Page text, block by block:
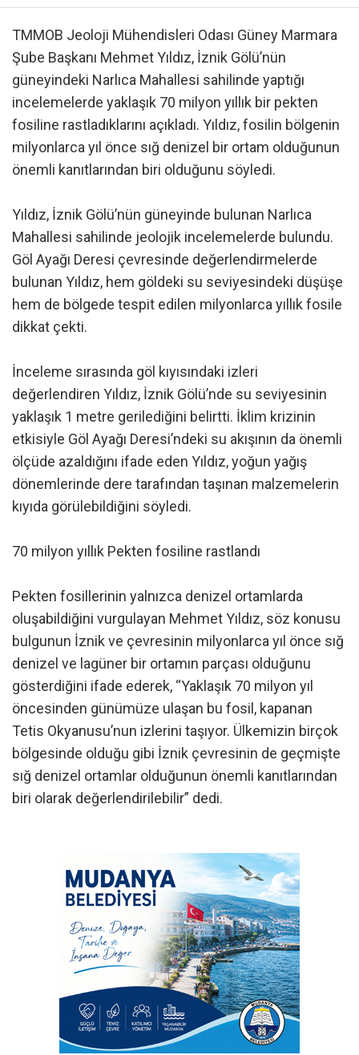
TMMOB Jeoloji Mühendisleri Odası Güney Marmara
Şube Başkanı Mehmet Yıldız, İznik Gölü’nün
güneyindeki Narlıca Mahallesi sahilinde yaptığı
incelemelerde yaklaşık 70 milyon yıllık bir pekten
fosiline rastladıklarını açıkladı. Yıldız, fosilin bölgenin
milyonlarca yıl önce sığ denizel bir ortam olduğunun
önemli kanıtlarından biri olduğunu söyledi.
Yıldız, İznik Gölü’nün güneyinde bulunan Narlıca
Mahallesi sahilinde jeolojik incelemelerde bulundu.
Göl Ayağı Deresi çevresinde değerlendirmelerde
bulunan Yıldız, hem göldeki su seviyesindeki düşüşe
hem de bölgede tespit edilen milyonlarca yıllık fosile
dikkat çekti.
İnceleme sırasında göl kıyısındaki izleri
değerlendiren Yıldız, İznik Gölü’nde su seviyesinin
yaklaşık 1 metre gerilediğini belirtti. İklim krizinin
etkisiyle Göl Ayağı Deresi’ndeki su akışının da önemli
ölçüde azaldığını ifade eden Yıldız, yoğun yağış
dönemlerinde dere tarafından taşınan malzemelerin
kıyıda görülebildiğini söyledi.
70 milyon yıllık Pekten fosiline rastlandı
Pekten fosillerinin yalnızca denizel ortamlarda
oluşabildiğini vurgulayan Mehmet Yıldız, söz konusu
bulgunun İznik ve çevresinin milyonlarca yıl önce sığ
denizel ve lagüner bir ortamın parçası olduğunu
gösterdiğini ifade ederek, “Yaklaşık 70 milyon yıl
öncesinden günümüze ulaşan bu fosil, kapanan
Tetis Okyanusu’nun izlerini taşıyor. Ülkemizin birçok
bölgesinde olduğu gibi İznik çevresinin de geçmişte
sığ denizel ortamlar olduğunun önemli kanıtlarından
biri olarak değerlendirilebilir” dedi.